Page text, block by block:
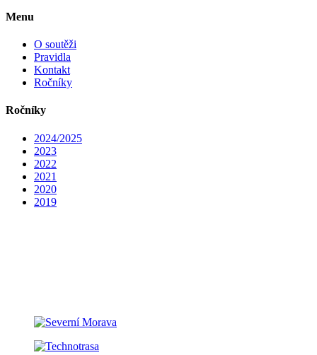
Menu
O soutěži
Pravidla
Kontakt
Ročníky
Ročníky
2024/2025
2023
2022
2021
2020
2019